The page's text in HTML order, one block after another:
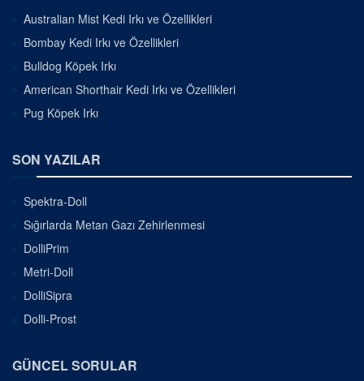
Australian Mist Kedi Irkı ve Özellikleri
Bombay Kedi Irkı ve Özellikleri
Bulldog Köpek Irkı
American Shorthair Kedi Irkı ve Özellikleri
Pug Köpek Irkı
SON YAZILAR
Spektra-Doll
Sığırlarda Metan Gazı Zehirlenmesi
DolliPrim
Metri-Doll
DolliSipra
Dolli-Prost
GÜNCEL SORULAR